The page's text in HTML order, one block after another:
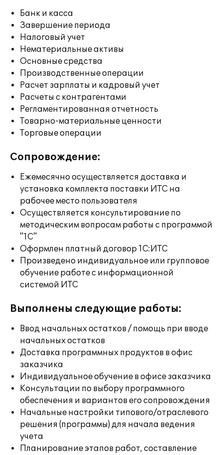
Банк и касса
Завершение периода
Налоговый учет
Нематериальные активы
Основные средства
Производственные операции
Расчет зарплаты и кадровый учет
Расчеты с контрагентами
Регламентированная отчетность
Товарно-материальные ценности
Торговые операции
Сопровождение:
Ежемесячно осуществляется доставка и
установка комплекта поставки ИТС на
рабочее место пользователя
Осуществляется консультирование по
методическим вопросам работы с программой
"1С"
Оформлен платный договор 1С:ИТС
Произведено индивидуальное или групповое
обучение работе с информационной
системой ИТС
Выполнены следующие работы:
Ввод начальных остатков / помощь при вводе
начальных остатков
Доставка программных продуктов в офис
заказчика
Индивидуальное обучение в офисе заказчика
Консультации по выбору программного
обеспечения и вариантов его сопровождения
Начальные настройки типового/отраслевого
решения (программы) для начала ведения
учета
Планирование этапов работ, составление